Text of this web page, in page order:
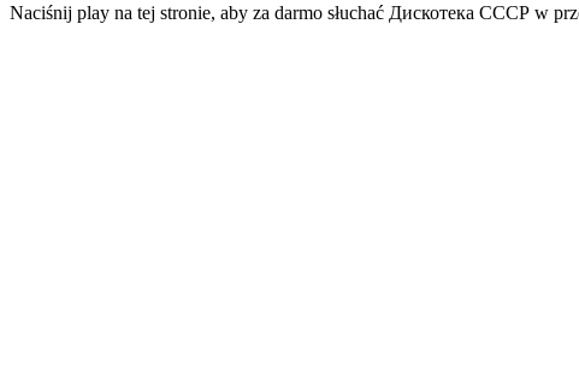
Naciśnij play na tej stronie, aby za darmo słuchać Дискотека СССР w